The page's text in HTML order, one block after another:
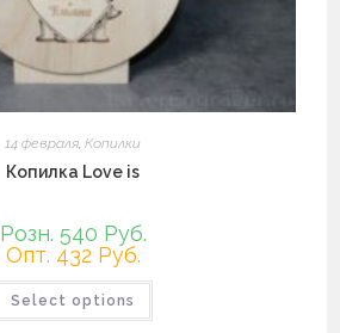
14 февраля, Копилки
Копилка Love is
Розн. 540 Руб.
Опт. 432 Руб.
Select options
имеет